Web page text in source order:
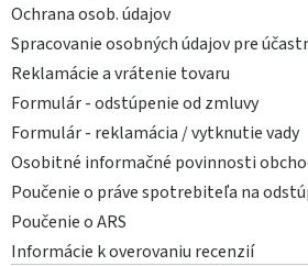
Ochrana osob. údajov
Spracovanie osobných údajov pre
Reklamácie a vrátenie tovaru
Formulár - odstúpenie od zmluvy
Formulár - reklamácia / vytknutie vady
Osobitné informačné povinnosti
Poučenie o práve spotrebiteľa na
Poučenie o ARS
Informácie k overovaniu recenzií